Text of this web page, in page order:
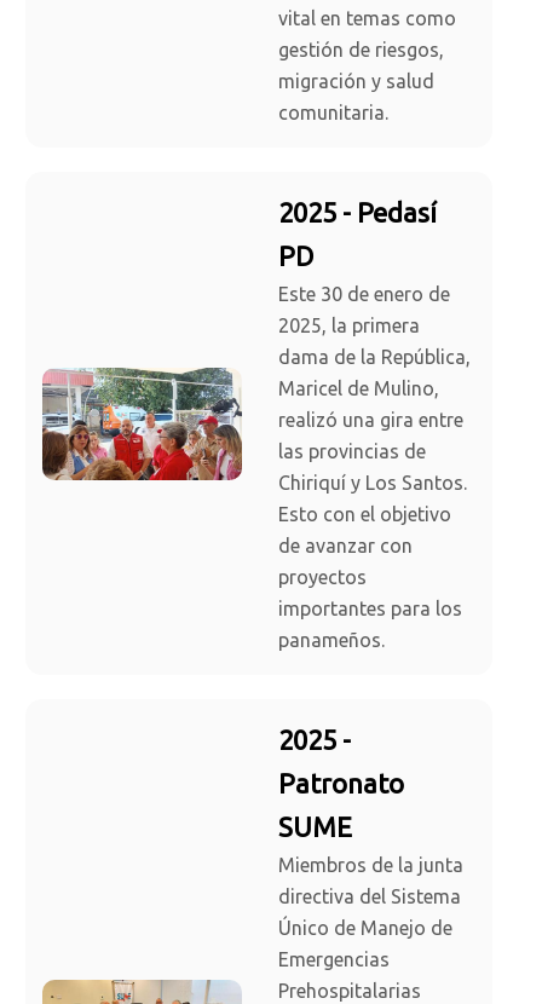
vital en temas como
gestión de riesgos,
migración y salud
comunitaria.
2025 - Pedasí
PD
Este 30 de enero de
2025, la primera
dama de la República,
Maricel de Mulino,
realizó una gira entre
las provincias de
Chiriquí y Los Santos.
Esto con el objetivo
de avanzar con
proyectos
importantes para los
panameños.
2025 -
Patronato
SUME
Miembros de la junta
directiva del Sistema
Único de Manejo de
Emergencias
Prehospitalarias